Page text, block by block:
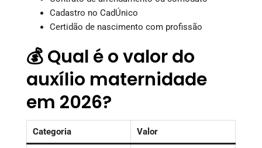
Cadastro no CadÚnico
Certidão de nascimento com profissão
💰 Qual é o valor do
auxílio maternidade
em 2026?
Categoria Valor